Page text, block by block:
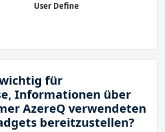
User Define
für
Informationen über
AzereQ verwendeten
bereitzustellen?